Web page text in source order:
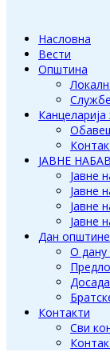
Насловна
Вести
Општина
ЈАВНЕ
Јавне
Јавне
Јавне
Јавне
Дан општине
О
Контакти
Сви